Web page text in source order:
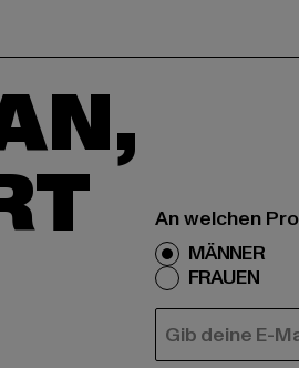
An welchen
MÄNNER
FRAUEN
E-MAIL